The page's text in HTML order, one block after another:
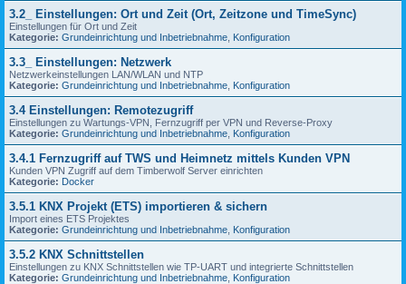
3.2_ Einstellungen: Ort und Zeit (Ort, Zeitzone und TimeSync)
Einstellungen für Ort und Zeit
Kategorie: Grundeinrichtung und Inbetriebnahme Konfiguration
3.3_ Einstellungen: Netzwerk
Netzwerkeinstellungen LAN/WLAN und NTP
Kategorie: Grundeinrichtung und Inbetriebnahme Konfiguration
3.4 Einstellungen: Remotezugriff
Einstellungen zu Wartungs-VPN, Fernzugriff per VPN und Reverse-Proxy
Kategorie: Grundeinrichtung und Inbetriebnahme Konfiguration
3.4.1 Fernzugriff auf TWS und Heimnetz mittels Kunden VPN
Kunden VPN Zugriff auf dem Timberwolf Server einrichten
Kategorie: Docker
3.5.1 KNX Projekt (ETS) importieren & sichern
Import eines ETS Projektes
Kategorie: Grundeinrichtung und Inbetriebnahme Konfiguration
3.5.2 KNX Schnittstellen
Einstellungen zu KNX Schnittstellen wie TP-UART und integrierte Schnittstellen
Kategorie: Grundeinrichtung und Inbetriebnahme Konfiguration